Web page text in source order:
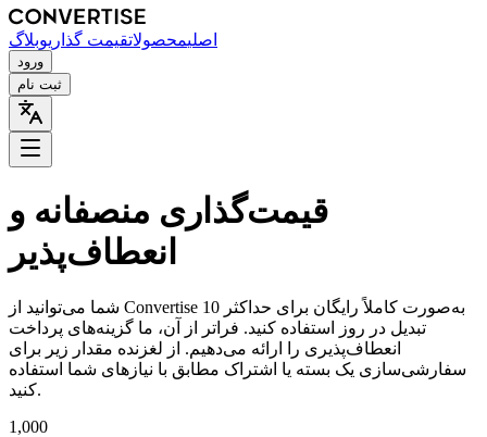
اصلیمحصولاتقیمت گذاریوبلاگ
ورود
ثبت نام
قیمت‌گذاری منصفانه و
انعطاف‌پذیر
شما می‌توانید از Convertise به‌صورت کاملاً رایگان برای حداکثر 10
تبدیل در روز استفاده کنید. فراتر از آن، ما گزینه‌های پرداخت
انعطاف‌پذیری را ارائه می‌دهیم. از لغزنده مقدار زیر برای
سفارشی‌سازی یک بسته یا اشتراک مطابق با نیازهای شما استفاده
کنید.
1,000